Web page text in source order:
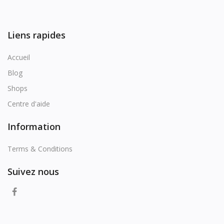
Liens rapides
Accueil
Blog
Shops
Centre d'aide
Information
Terms & Conditions
Suivez nous